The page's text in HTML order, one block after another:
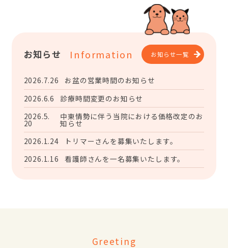
Information
お知らせ お知らせ一覧
2026.7.26
お盆の営業時間のお知らせ
2026.6.6
診療時間変更のお知らせ
2026.5.
20
中東情勢に伴う当院における価格改定のお
知らせ
2026.1.24
トリマーさんを募集いたします。
2026.1.16
看護師さんを一名募集いたします。
Greeting